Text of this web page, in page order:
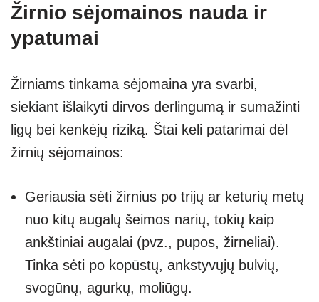
Žirnio sėjomainos nauda ir
ypatumai
Žirniams tinkama sėjomaina yra svarbi,
siekiant išlaikyti dirvos derlingumą ir sumažinti
ligų bei kenkėjų riziką. Štai keli patarimai dėl
žirnių sėjomainos:
Geriausia sėti žirnius po trijų ar keturių metų
nuo kitų augalų šeimos narių, tokių kaip
ankštiniai augalai (pvz., pupos, žirneliai).
Tinka sėti po kopūstų, ankstyvųjų bulvių,
svogūnų, agurkų, moliūgų.